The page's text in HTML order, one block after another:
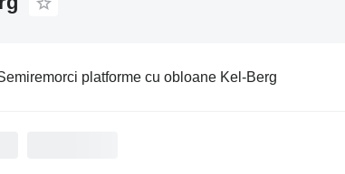
platforme cu obloane Kel-Berg